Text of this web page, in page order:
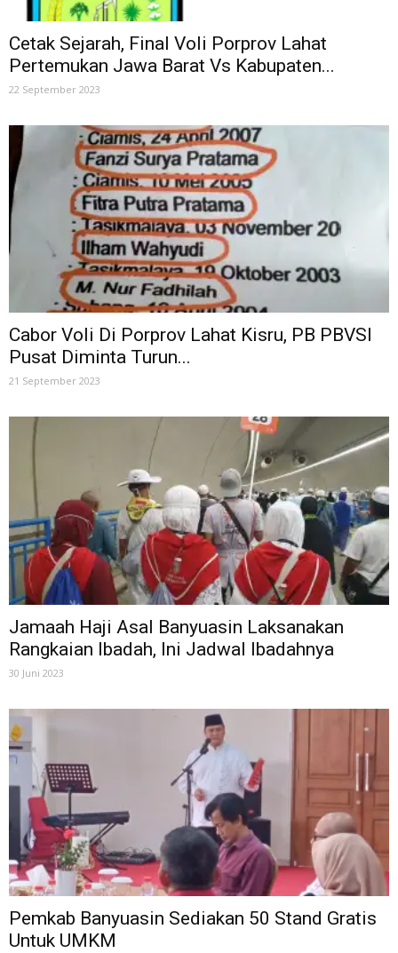
Cetak Sejarah, Final Voli Porprov Lahat
Pertemukan Jawa Barat Vs Kabupaten...
22 September 2023
Cabor Voli Di Porprov Lahat Kisru, PB PBVSI
Pusat Diminta Turun...
21 September 2023
Jamaah Haji Asal Banyuasin Laksanakan
Rangkaian Ibadah, Ini Jadwal Ibadahnya
30 Juni 2023
Pemkab Banyuasin Sediakan 50 Stand Gratis
Untuk UMKM